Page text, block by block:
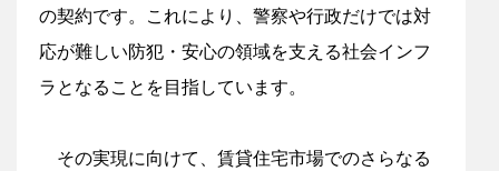
の契約です。これにより、警察や行政だけでは対
応が難しい防犯・安心の領域を支える社会インフ
ラとなることを目指しています。
その実現に向けて、賃貸住宅市場でのさらなる